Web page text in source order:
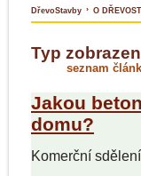
DřevoStavby › O
Typ
seznam
Jakou
domu?
Komerční sdělení